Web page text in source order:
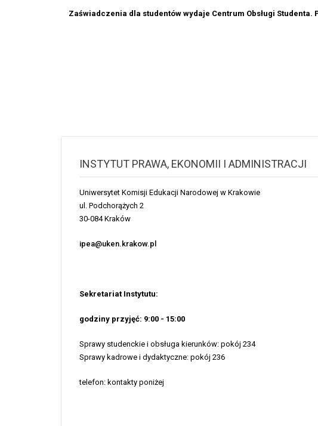
Zaświadczenia dla studentów wydaje Centrum Obsługi
INSTYTUT PRAWA, EKONOMII I ADMINISTRACJI
Uniwersytet Komisji Edukacji Narodowej w Krakowie
ul. Podchorążych 2
30-084 Kraków
ipea@uken.krakow.pl
Sekretariat Instytutu:
godziny przyjęć: 9:00 - 15:00
Sprawy studenckie i obsługa kierunków: pokój 234
Sprawy kadrowe i dydaktyczne: pokój 236
telefon: kontakty poniżej